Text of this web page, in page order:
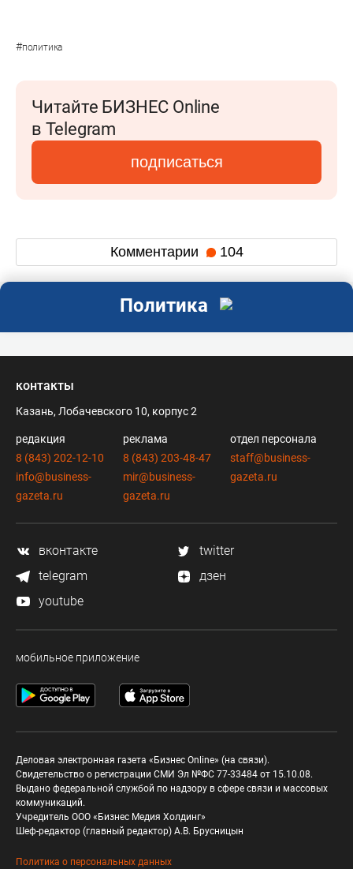
#политика
Читайте БИЗНЕС Online
в Telegram
подписаться
Комментарии 104
Политика
контакты
Казань, Лобачевского 10, корпус 2
редакция
8 (843) 202-12-10
info@business-
gazeta.ru
реклама
8 (843) 203-48-47
mir@business-
gazeta.ru
отдел персонала
staff@business-
gazeta.ru
вконтакте
twitter
telegram
дзен
youtube
мобильное приложение
Деловая электронная газета «Бизнес Online» (на связи).
Свидетельство о регистрации СМИ Эл №ФС 77-33484 от 15.10.08.
Выдано федеральной службой по надзору в сфере связи и массовых
коммуникаций.
Учредитель ООО «Бизнес Медия Холдинг»
Шеф-редактор (главный редактор) А.В. Брусницын
Политика о персональных данных